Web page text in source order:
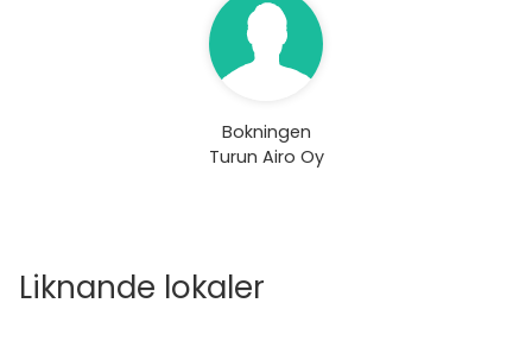
Bokningen
Turun Airo Oy
Liknande lokaler